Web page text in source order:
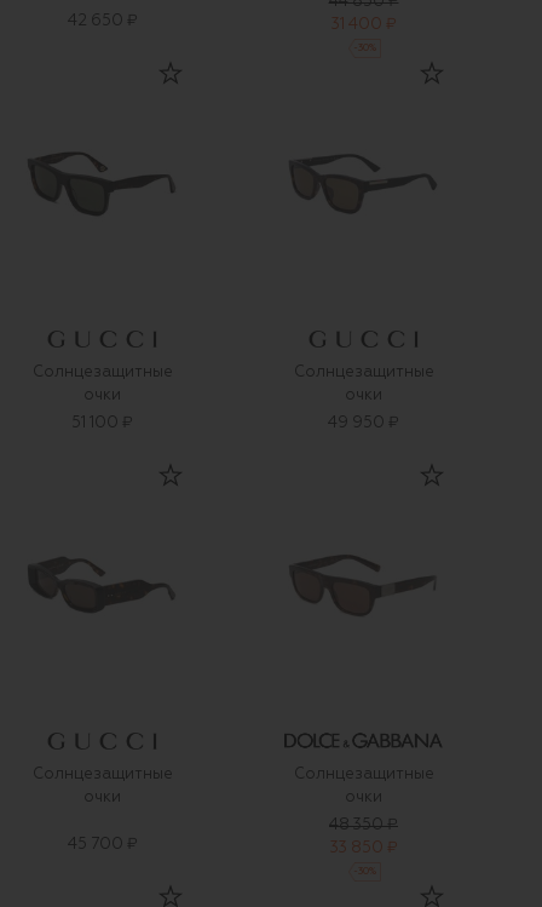
42 650 ₽
31 400 ₽
%
Солнцезащитные
очки
51 100 ₽
Солнцезащитные
очки
49 950 ₽
Солнцезащитные
очки
45 700 ₽
Солнцезащитные
очки
48 350 ₽
33 850 ₽
%